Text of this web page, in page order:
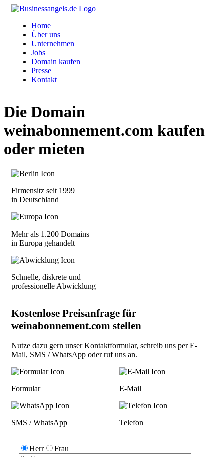
Home
Über uns
Unternehmen
Jobs
Domain kaufen
Presse
Kontakt
Die Domain
weinabonnement.com kaufen
oder mieten
Firmensitz seit 1999
in Deutschland
Mehr als 1.200 Domains
in Europa gehandelt
Schnelle, diskrete und
professionelle Abwicklung
Kostenlose Preisanfrage für
weinabonnement.com stellen
Nutze dazu gern unserKontaktformular, schreib uns perE-
Mail, SMS / WhatsApp oderruf uns an.
Formular E-Mail
SMS / WhatsApp Telefon
Herr Frau